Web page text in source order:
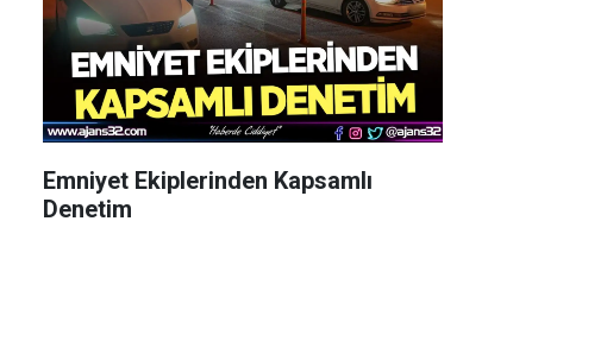
Emniyet Ekiplerinden Kapsamlı
Denetim